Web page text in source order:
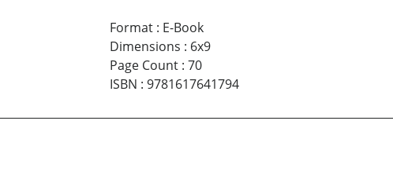
Format: E-Book
Dimensions : 6x9
Page Count: 70
ISBN : 9781617641794